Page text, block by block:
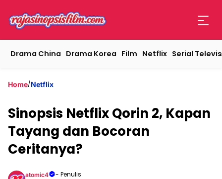
Drama China Drama Korea Film Netflix Serial
Home/Netflix
Sinopsis Netflix Qorin 2, Kapan
Tayang dan Bocoran
Ceritanya?
atomic4 - Penulis